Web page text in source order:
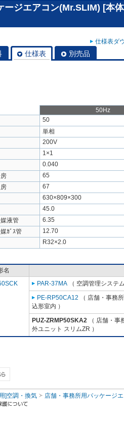
ージエアコン(Mr.SLIM) [本
仕様表ダ
仕様表 別売品
50Hz
50
単相
200V
1×1
0.040
65
67
630×809×300
45.0
液管
6.35
ｶﾞｽ管
12.70
R32×2.0
名
PAR-37MA （ 空調管理システ
PE-RP50CA12 （ 店舗・事務
込形室内 ）
PUZ-ZRMP50SKA2 （ 店舗・事
外ユニット スリムZR ）
]空調・換気 店舗・事務所用パッケージ